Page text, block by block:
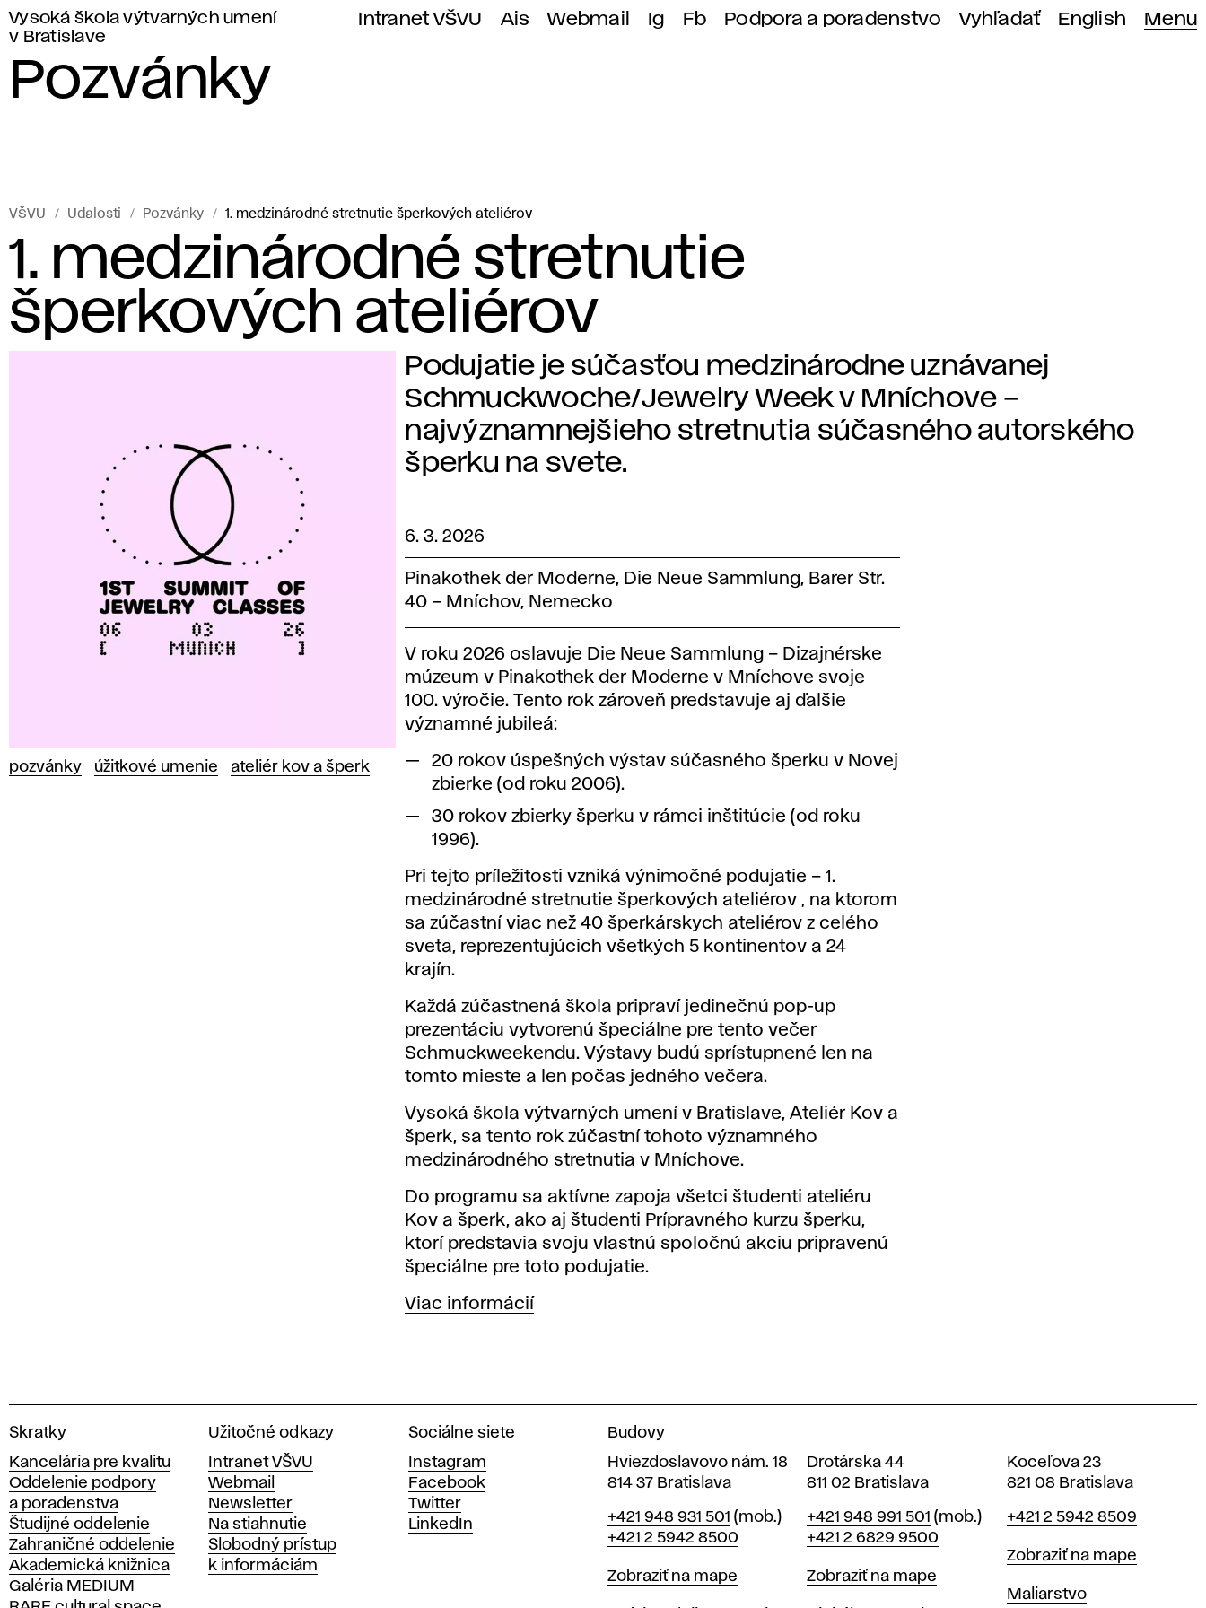
Vysoká škola výtvarných umení
v Bratislave
Intranet VŠVU Ais Webmail Ig Fb Podpora a poradenstvo Vyhľadať English Menu
Pozvánky
VŠVU Udalosti Pozvánky 1. medzinárodné stretnutie šperkových ateliérov
1. medzinárodné stretnutie
šperkových ateliérov
pozvánky úžitkové umenie ateliér kov a šperk
Podujatie je súčasťou medzinárodne uznávanej
Schmuckwoche/Jewelry Week v Mníchove –
najvýznamnejšieho stretnutia súčasného autorského
šperku na svete.
6. 3. 2026
Pinakothek der Moderne, Die Neue Sammlung, Barer Str.
40 – Mníchov, Nemecko
V roku 2026 oslavuje Die Neue Sammlung – Dizajnérske
múzeum v Pinakothek der Moderne v Mníchove svoje
100. výročie. Tento rok zároveň predstavuje aj ďalšie
významné jubileá:
20 rokov úspešných výstav súčasného šperku v Novej
zbierke (od roku 2006).
30 rokov zbierky šperku v rámci inštitúcie (od roku
1996).
Pri tejto príležitosti vzniká výnimočné podujatie – 1.
medzinárodné stretnutie šperkových ateliérov , na ktorom
sa zúčastní viac než 40 šperkárskych ateliérov z celého
sveta, reprezentujúcich všetkých 5 kontinentov a 24
krajín.
Každá zúčastnená škola pripraví jedinečnú pop-up
prezentáciu vytvorenú špeciálne pre tento večer
Schmuckweekendu. Výstavy budú sprístupnené len na
tomto mieste a len počas jedného večera.
Vysoká škola výtvarných umení v Bratislave, Ateliér Kov a
šperk, sa tento rok zúčastní tohoto významného
medzinárodného stretnutia v Mníchove.
Do programu sa aktívne zapoja všetci študenti ateliéru
Kov a šperk, ako aj študenti Prípravného kurzu šperku,
ktorí predstavia svoju vlastnú spoločnú akciu pripravenú
špeciálne pre toto podujatie.
Viac informácií
V
s
o
k
á
š
k
o
Skratky
Kancelária pre kvalitu
Oddelenie podpory
a poradenstva
Študijné oddelenie
Zahraničné oddelenie
Akademická knižnica
Galéria MEDIUM
Užitočné odkazy
Intranet VŠVU
Webmail
Newsletter
Na stiahnutie
Slobodný prístup
k informáciám
Sociálne siete
Instagram
Facebook
Twitter
LinkedIn
Budovy
Hviezdoslavovo nám. 18
814 37 Bratislava
Telefón
+421 948 931 501 (mob.)
+421 2 5942 8500
Mapa
Zobraziť na mape
Drotárska 44
811 02 Bratislava
Telefón
+421 948 991 501 (mob.)
+421 2 6829 9500
Mapa
Zobraziť na mape
Koceľova 23
821 08 Bratislava
Telefón
+421 2 5942 8509
Mapa
Zobraziť na mape
Katedry
Maliarstvo